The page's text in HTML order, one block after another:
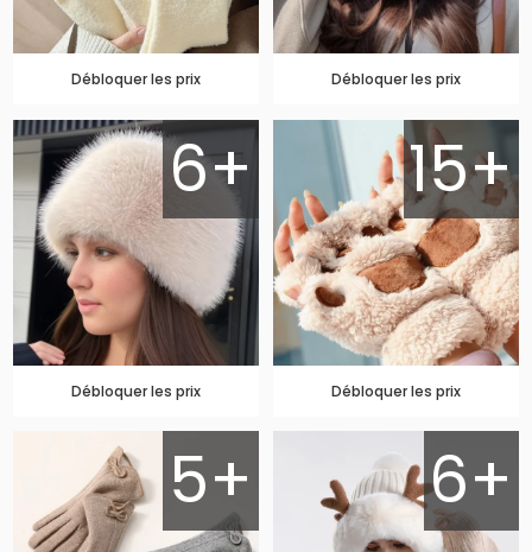
Débloquer les prix Débloquer les prix
6+
Débloquer les prix
15+
Débloquer les prix
5+ 6+